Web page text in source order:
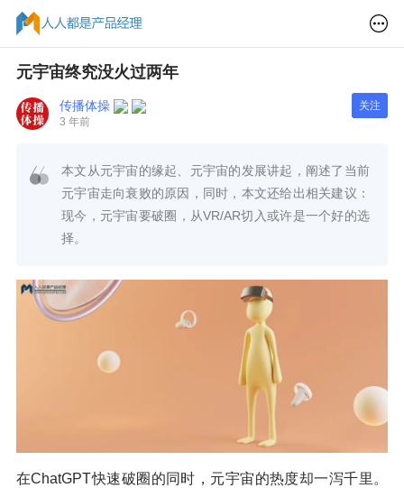
元宇宙终究没火过两年
传播体操
3 年前
关注
本文从元宇宙的缘起、元宇宙的发展讲起，阐述了当前
元宇宙走向衰败的原因，同时，本文还给出相关建议：
现今，元宇宙要破圈，从VR/AR切入或许是一个好的选
择。
在ChatGPT快速破圈的同时，元宇宙的热度却一泻千里。